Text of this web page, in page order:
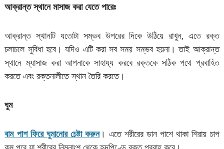
আক্রান্ত স্থানে মাসাজ করা যেতে পারেঃ
আক্রান্ত স্থানটি যতোটা সম্ভব উপরের দিকে উঠিয়ে রাখুন, এতে রক্ত
চলাচলে সুবিধা হবে। যদিও এটি করা সব সময় সম্ভব হয়না। তাই আক্রান্ত
স্থানে ম্যাসাজ করা আপনাকে সাহায্য করবে রক্তকে সঠিক পথে প্রবাহিত
করতে এবং রক্তনালীতে স্থান তৈরি করতে।
ঘুম
বাম পাশ ফিরে ঘুমানোর চেষ্টা করুন। এতে শরীরের ডান পাশে থাকা শিরায় চাপ